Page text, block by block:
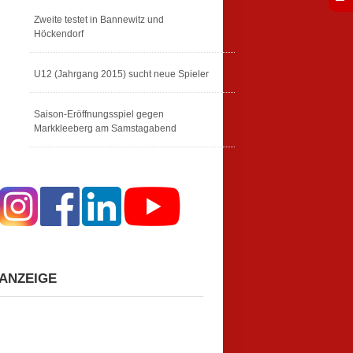
Zweite testet in Bannewitz und
Höckendorf
U12 (Jahrgang 2015) sucht neue Spieler
Saison-Eröffnungsspiel gegen
Markkleeberg am Samstagabend